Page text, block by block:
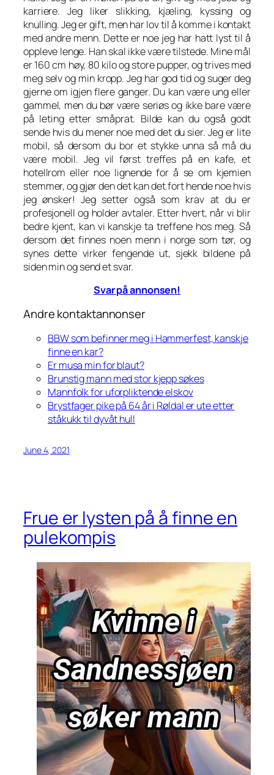
karriere. Jeg liker slikking, kjæling, kyssing og
knulling. Jeg er gift, men har lov til å komme i kontakt
med andre menn. Dette er noe jeg har hatt lyst til å
oppleve lenge. Han skal ikke være tilstede. Mine mål
er 160 cm høy, 80 kilo og store pupper, og trives med
meg selv og min kropp. Jeg har god tid og suger deg
gjerne om igjen flere ganger. Du kan være ung eller
gammel, men du bør være seriøs og ikke bare være
på leting etter småprat. Bilde kan du også godt
sende hvis du mener noe med det du sier. Jeg er lite
mobil, så dersom du bor et stykke unna så må du
være mobil. Jeg vil først treffes på en kafe, et
hotellrom eller noe lignende for å se om kjemien
stemmer, og gjør den det kan det fort hende noe hvis
jeg ønsker! Jeg setter også som krav at du er
profesjonell og holder avtaler. Etter hvert, når vi blir
bedre kjent, kan vi kanskje ta treffene hos meg. Så
dersom det finnes noen menn i norge som tør, og
synes dette virker fengende ut, sjekk bildene på
siden min og send et svar.
Svar på annonsen!
Andre kontaktannonser
BBW som befinner meg i Hammerfest, kanskje
finne en kar?
Er musa min for blaut?
Brunstig mann med stor kjepp søkes
Mannfolk for uforpliktende elskov
Brystfager pike på 64 år i Røldal er ute etter
ståkukk til dyvåt hull
June 4, 2021
Frue er lysten på å finne en
pulekompis